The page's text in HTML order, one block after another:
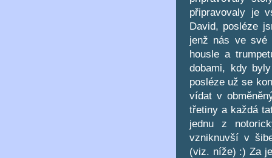
připravovaly je
David, posléze
jenž nás ve své
housle a
dobami, kdy
posléze už se
vídat v
třetiny a každá
jednu z
vzniknuvší v
(viz. níže) :) Za